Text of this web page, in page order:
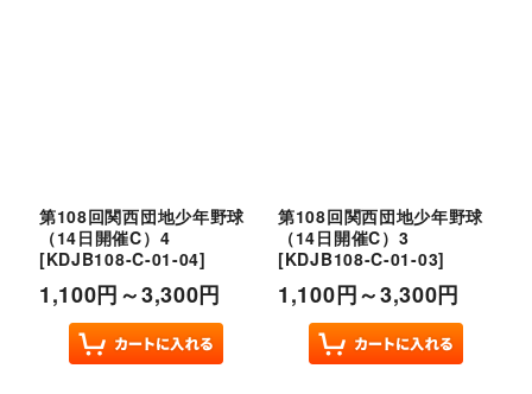
第108回関西団地少年野球
（14日開催C）4
[KDJB108-C-01-04]
1,100円～3,300円
第108回関西団地少年野球
（14日開催C）3
[KDJB108-C-01-03]
1,100円～3,300円